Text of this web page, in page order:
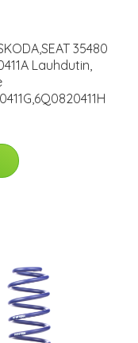
35480
Lauhdutin,